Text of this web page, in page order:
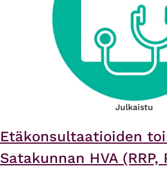
Julkaistu
Etäkonsultaatioiden
Satakunnan HVA (RRP,